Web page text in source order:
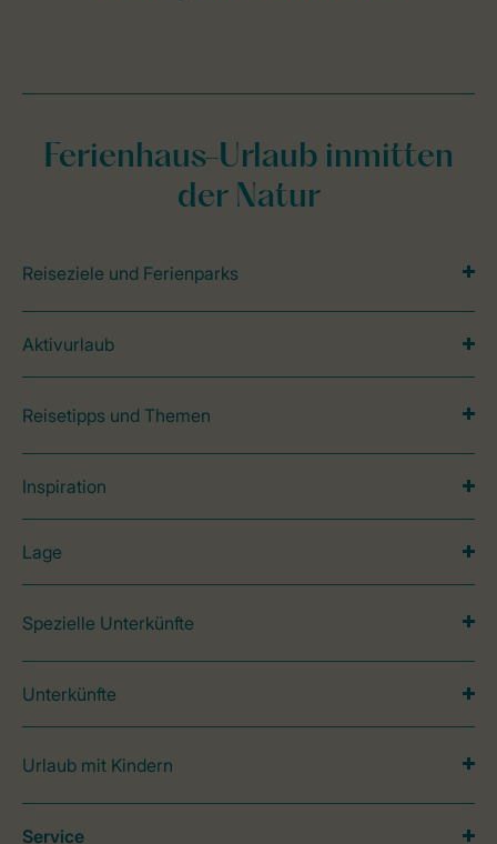
Ferienhaus-Urlaub inmitten
der Natur
Reiseziele und Ferienparks
Aktivurlaub
Reisetipps und Themen
Inspiration
Lage
Spezielle Unterkünfte
Unterkünfte
Urlaub mit Kindern
Service